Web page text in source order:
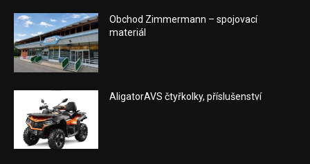
Obchod Zimmermann – spojovací
materiál
AligatorAVS čtyřkolky, příslušenství